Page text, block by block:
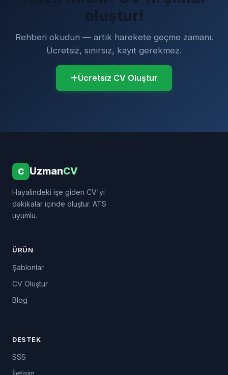
oluştur!
Rehberi okudun — artık harekete geçme zamanı.
Ücretsiz, sınırsız, kayıt gerekmez.
Ücretsiz CV Oluştur
C UzmanCV
Hayalindeki işe giden CV'yi
dakikalar içinde oluştur. ATS
uyumlu.
ÜRÜN
Şablonlar
CV Oluştur
Blog
DESTEK
SSS
İletişim